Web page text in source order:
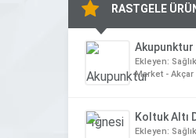
RASTGELE
Akupunktur
Ekleyen:
Market - Akçar
Koltuk Altı
Ekleyen: